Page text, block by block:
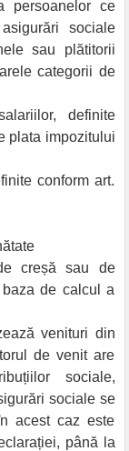
persoanelor ce
sociale
sau plătitorii
categorii de
definite
plata impozitului
conform art.
creșă sau de
de calcul a
venituri din
de venit are
sociale,
sociale se
acest caz este
până la